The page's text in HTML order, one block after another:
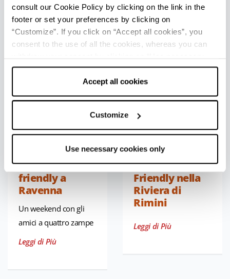
consult our Cookie Policy by clicking on the link in the
footer or set your preferences by clicking on
“Customize”. If you click on “Accept all cookies”, you
consent to the use of all the cookies, whereas you can
cookies only” and only the technical cookies for the
correct functioning of the website will be used.
Accept all cookies
Customize
Use necessary cookies only
Estate pet-
friendly a
Ravenna
Un weekend con gli
amici a quattro zampe
Leggi di Più
Itinerario Pet
Friendly nella
Riviera di
Rimini
Leggi di Più